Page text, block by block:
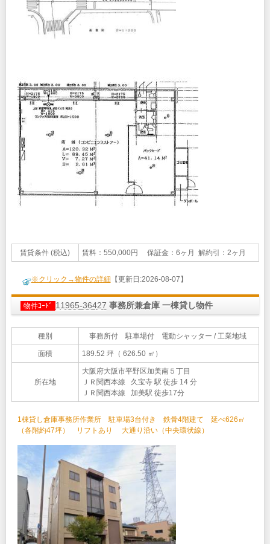
賃貸条件 (税込) 賃料：550,000円 保証金：6ヶ月 解約引：2ヶ月
※クリック→物件の詳細 【更新日:2026-08-07】
物件ｺｰﾄﾞ 11965-36427 事務所兼倉庫 一棟貸し物件
種別 事務所付 駐車場付 電動シャッター / 工業地域
面積 189.52 坪（ 626.50 ㎡）
所在地
大阪府大阪市平野区加美南５丁目
ＪＲ関西本線 久宝寺 駅 徒歩 14 分
ＪＲ関西本線 加美駅 徒歩17分
1棟貸し倉庫事務所作業所 駐車場3台付き 鉄骨4階建て 延べ626㎡
（各階約47坪） リフトあり 大通り沿い（中央環状線）